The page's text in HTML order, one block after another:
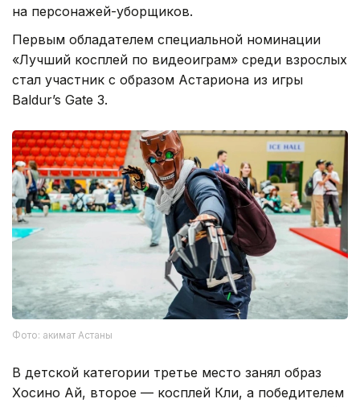
на персонажей-уборщиков.
Первым обладателем специальной номинации
«Лучший косплей по видеоиграм» среди взрослых
стал участник с образом Астариона из игры
Baldur’s Gate 3.
Фото: акимат Астаны
В детской категории третье место занял образ
Хосино Ай, второе — косплей Кли, а победителем